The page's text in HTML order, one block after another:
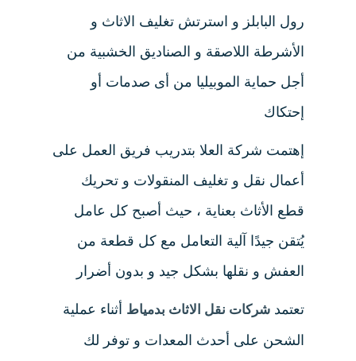
رول البابلز و استرتش تغليف الاثاث و
الأشرطة اللاصقة و الصناديق الخشبية من
أجل حماية الموبيليا من أى صدمات أو
إحتكاك
إهتمت شركة العلا بتدريب فريق العمل على
أعمال نقل و تغليف المنقولات و تحريك
قطع الأثاث بعناية ، حيث أصبح كل عامل
يُتقن جيدًا آلية التعامل مع كل قطعة من
العفش و نقلها بشكل جيد و بدون أضرار
تعتمد شركات نقل الاثاث بدمياط أثناء عملية
الشحن على أحدث المعدات و توفر لك